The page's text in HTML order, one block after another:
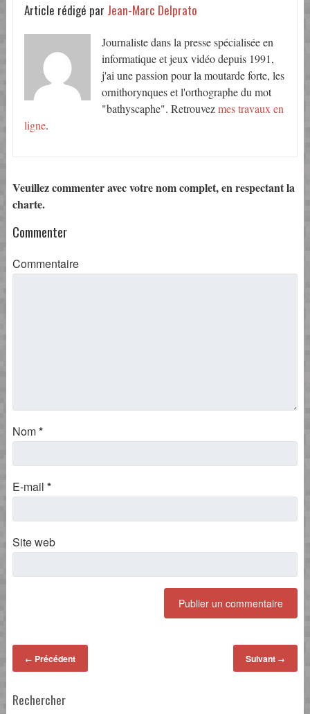
Article rédigé par Jean-Marc Delprato
Journaliste dans la presse spécialisée en
informatique et jeux vidéo depuis 1991,
j'ai une passion pour la moutarde forte, les
ornithorynques et l'orthographe du mot
"bathyscaphe". Retrouvezmes travaux en
ligne.
Veuillez commenter avec votre nom complet, en respectant la
charte.
Commenter
Commentaire
Nom*
E-mail *
Site web
← Précédent Suivant →
Rechercher